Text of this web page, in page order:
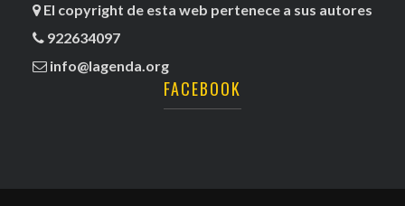
El copyright de esta web pertenece a sus autores
922634097
info@lagenda.org
FACEBOOK